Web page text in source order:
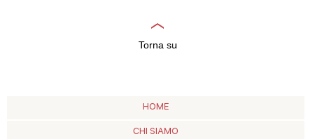
Torna su
HOME
CHI SIAMO